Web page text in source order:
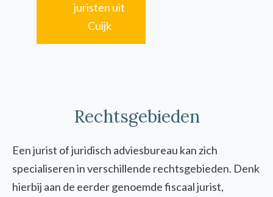
juristen uit
Cuijk
Rechtsgebieden
Een jurist of juridisch adviesbureau kan zich
specialiseren in verschillende rechtsgebieden. Denk
hierbij aan de eerder genoemde fiscaal jurist,